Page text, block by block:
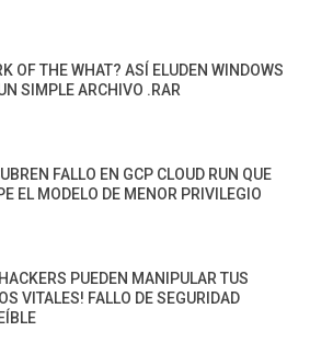
OF THE WHAT? ASÍ ELUDEN WINDOWS
SIMPLE ARCHIVO .RAR
FALLO EN GCP CLOUD RUN QUE
EL MODELO DE MENOR PRIVILEGIO
PUEDEN MANIPULAR TUS
VITALES! FALLO DE SEGURIDAD